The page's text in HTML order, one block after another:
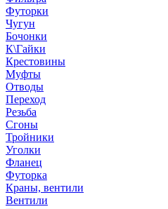
Футорки
Чугун
Бочонки
К\Гайки
Крестовины
Муфты
Отводы
Переход
Резьба
Сгоны
Тройники
Уголки
Фланец
Футорка
Краны, вентили
Вентили